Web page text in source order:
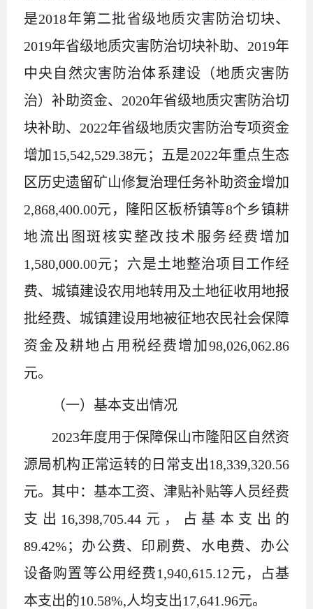
是2018年第二批省级地质灾害防治切块、
2019年省级地质灾害防治切块补助、2019年
中央自然灾害防治体系建设（地质灾害防
治）补助资金、2020年省级地质灾害防治切
块补助、2022年省级地质灾害防治专项资金
增加15,542,529.38元；五是2022年重点生态
区历史遗留矿山修复治理任务补助资金增加
2,868,400.00元，隆阳区板桥镇等8个乡镇耕
地流出图斑核实整改技术服务经费增加
1,580,000.00元；六是土地整治项目工作经
费、城镇建设农用地转用及土地征收用地报
批经费、城镇建设用地被征地农民社会保障
资金及耕地占用税经费增加98,026,062.86
元。
（一）基本支出情况
2023年度用于保障保山市隆阳区自然资
源局机构正常运转的日常支出18,339,320.56
元。其中：基本工资、津贴补贴等人员经费
支出16,398,705.44元，占基本支出的
89.42%；办公费、印刷费、水电费、办公
设备购置等公用经费1,940,615.12元，占基
本支出的10.58%,人均支出17,641.96元。